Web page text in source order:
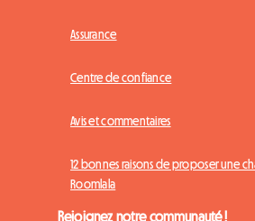
Assurance
Centre de confiance
Avis et commentaires
12 bonnes raisons de proposer une
Roomlala
Rejoignez notre communauté !